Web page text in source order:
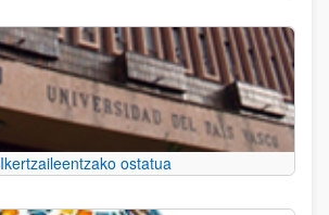
Ikertzaileentzako ostatua